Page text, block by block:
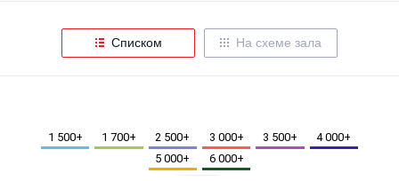
Списком На схеме зала